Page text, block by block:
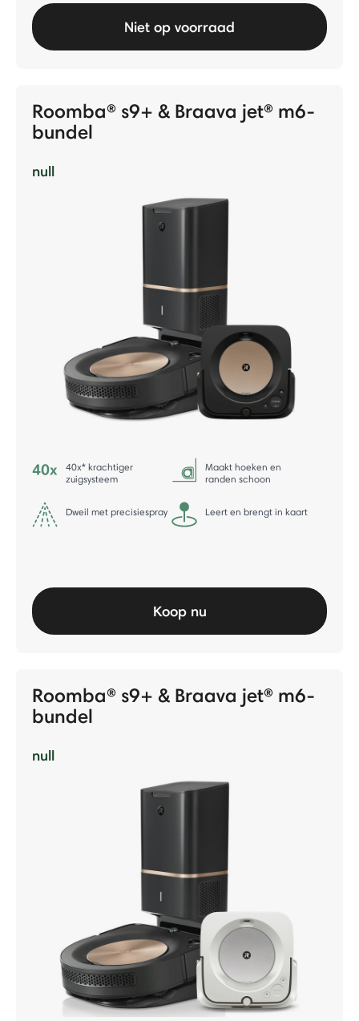
Niet op voorraad
Roomba® s9+ & Braava jet® m6-
bundel
null
40x* krachtiger
zuigsysteem
Maakt hoeken en
randen schoon
Dweil met precisiespray Leert en brengt in kaart
Koop nu
Roomba® s9+ & Braava jet® m6-
bundel
null